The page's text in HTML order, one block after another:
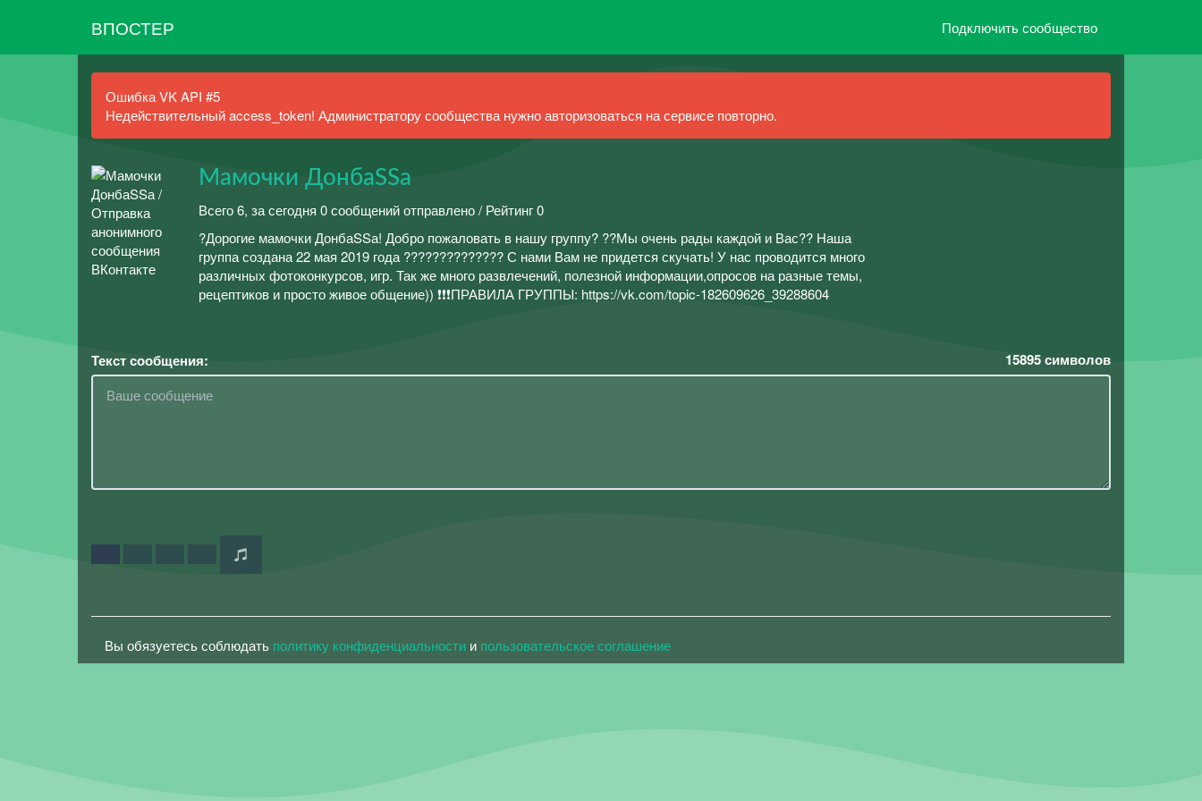
ВПОСТЕР Подключить сообщество
Ошибка VK API #5
Недействительный access_token! Администратору сообщества нужно авторизоваться на сервисе повторно.
Мамочки ДонбаSSа
Всего 6, за сегодня 0 сообщений отправлено / Рейтинг 0
?Дорогие мамочки ДонбаSSа! Добро пожаловать в нашу группу? ??Мы очень рады каждой и Вас?? Наша
группа создана 22 мая 2019 года ?????????????? С нами Вам не придется скучать! У нас проводится много
различных фотоконкурсов, игр. Так же много развлечений, полезной информации,опросов на разные темы,
рецептиков и просто живое общение)) ❗❗❗ПРАВИЛА ГРУППЫ: https://vk.com/topic-182609626_39288604
Текст сообщения: 15895символов
Вы обязуетесь соблюдать политику конфиденциальности и пользовательское соглашение